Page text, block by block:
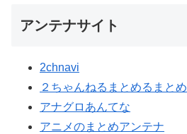
アンテナサイト
2chnavi
２ちゃんねるまとめるまとめ
アナグロあんてな
アニメのまとめアンテナ